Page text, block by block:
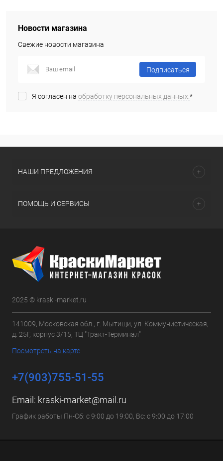
Новости магазина
Свежие новости магазина
Подписаться
Я согласен на обработку персональных данных.*
НАШИ ПРЕДЛОЖЕНИЯ
ПОМОЩЬ И СЕРВИСЫ
2025 © kraski-market.ru
141009, Московская обл., г. Мытищи, ул. Коммунистическая,
д. 25Г, корпус 3/15, ТЦ "Тракт-Терминал"
Посмотреть на карте
+7(903)755-51-55
Email: kraski-market@mail.ru
График работы Пн-Сб: с 9:00 до 19:00, Вс: с 9:00 до 17:00